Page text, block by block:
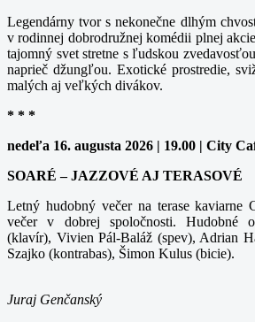
Legendárny tvor s nekonečne dlhým
v rodinnej dobrodružnej komédii plnej
tajomný svet stretne s ľudskou
naprieč džungľou. Exotické prostredie,
malých aj veľkých divákov.
* * *
nedeľa 16. augusta 2026 | 19.00 | City
SOARÉ – JAZZOVÉ AJ TERASOVÉ
Letný hudobný večer na terase kaviarne
večer v dobrej spoločnosti. Hudobné
(klavír), Vivien Pál-Baláž (spev), Adrian
Szajko (kontrabas), Šimon Kulus (bicie).
Juraj Genčanský